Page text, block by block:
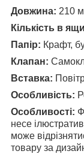
Довжина: 210
Кількість в
Папір: Крафт,
Клапан:
Вставка:
Особливість:
Особливості:
несе
може
товару за